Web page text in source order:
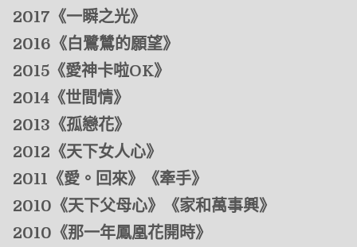
2017《一瞬之光》
2016《白鷺鷥的願望》
2015《愛神卡啦OK》
2014《世間情》
2013《孤戀花》
2012《天下女人心》
2011《愛 。 回來》《牽手》
2010《天下父母心》《家和萬事興》
2010《那一年鳳凰花開時》